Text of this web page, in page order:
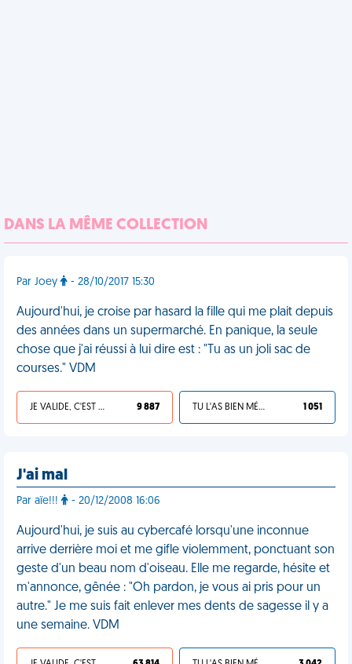
DANS LA MÊME COLLECTION
Par Joey - 28/10/2017 15:30
Aujourd'hui, je croise par hasard la fille qui me plait depuis
des années dans un supermarché. En panique, la seule
chose que j'ai réussi à lui dire est : "Tu as un joli sac de
courses." VDM
JE VALIDE, C'EST UNE VDM 9 887 TU L'AS BIEN MÉRITÉ 1 051
J'ai mal
Par aïe!!! - 20/12/2008 16:06
Aujourd'hui, je suis au cybercafé lorsqu'une inconnue
arrive derrière moi et me gifle violemment, ponctuant son
geste d'un beau nom d'oiseau. Elle me regarde, hésite et
m'annonce, gênée : "Oh pardon, je vous ai pris pour un
autre." Je me suis fait enlever mes dents de sagesse il y a
une semaine. VDM